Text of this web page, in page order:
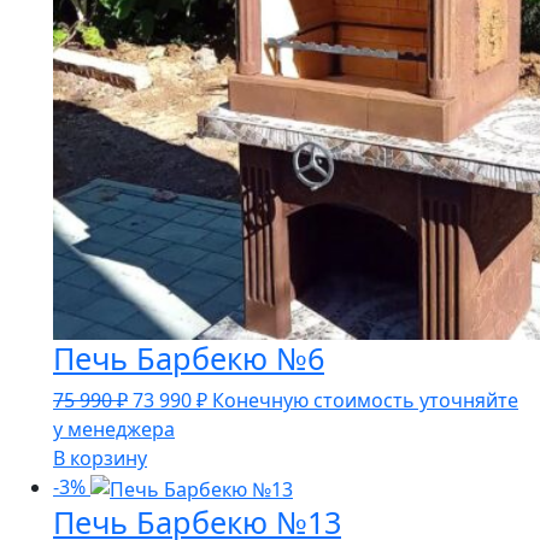
Печь Барбекю №6
75 990₽Первоначальная
цена
составляла
75
990 ₽.
73 990₽Текущая
990 ₽.
Конечную стоимость уточняйте
у менеджера
В корзину
-3%
Печь Барбекю №13